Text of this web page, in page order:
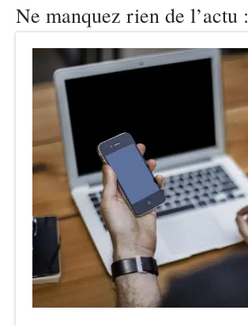
Ne manquez rien de l’actu :